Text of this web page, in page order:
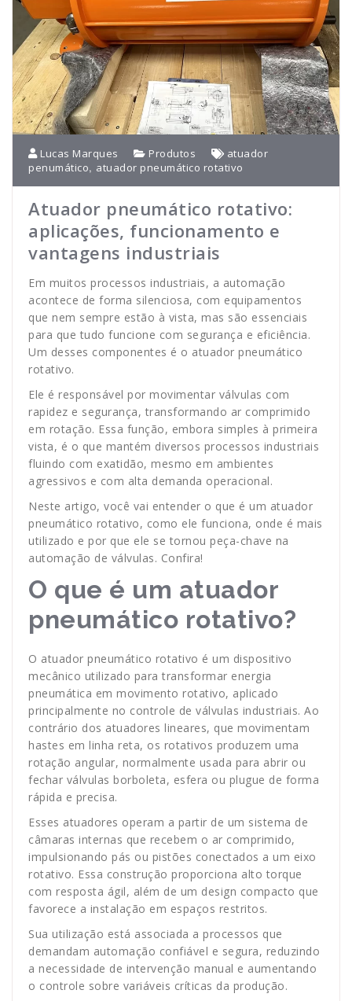
Lucas Marques Produtos
atuador
penumático, atuador pneumático rotativo
Atuador pneumático rotativo:
aplicações, funcionamento e
vantagens industriais
Em muitos processos industriais, a automação
acontece de forma silenciosa, com equipamentos
que nem sempre estão à vista, mas são essenciais
para que tudo funcione com segurança e eficiência.
Um desses componentes é o atuador pneumático
rotativo.
Ele é responsável por movimentar válvulas com
rapidez e segurança, transformando ar comprimido
em rotação. Essa função, embora simples à primeira
vista, é o que mantém diversos processos industriais
fluindo com exatidão, mesmo em ambientes
agressivos e com alta demanda operacional.
Neste artigo, você vai entender o que é um atuador
pneumático rotativo, como ele funciona, onde é mais
utilizado e por que ele se tornou peça-chave na
automação de válvulas. Confira!
O que é um atuador
pneumático rotativo?
O atuador pneumático rotativo é um dispositivo
mecânico utilizado para transformar energia
pneumática em movimento rotativo, aplicado
principalmente no controle de válvulas industriais. Ao
contrário dos atuadores lineares, que movimentam
hastes em linha reta, os rotativos produzem uma
rotação angular, normalmente usada para abrir ou
fechar válvulas borboleta, esfera ou plugue de forma
rápida e precisa.
Esses atuadores operam a partir de um sistema de
câmaras internas que recebem o ar comprimido,
impulsionando pás ou pistões conectados a um eixo
rotativo. Essa construção proporciona alto torque
com resposta ágil, além de um design compacto que
favorece a instalação em espaços restritos.
Sua utilização está associada a processos que
demandam automação confiável e segura, reduzindo
a necessidade de intervenção manual e aumentando
o controle sobre variáveis críticas da produção.